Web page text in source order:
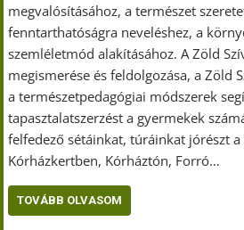
megvalósításához, a természet
fenntarthatóságra neveléshez, a
szemléletmód alakításához. A Zöld
megismerése és feldolgozása, a Zöld
a természetpedagógiai módszerek
tapasztalatszerzést a gyermekek
felfedező sétáinkat, túráinkat jórészt a
Kórházkertben, Kórháztón, Forró…
TOVÁBB OLVASOM